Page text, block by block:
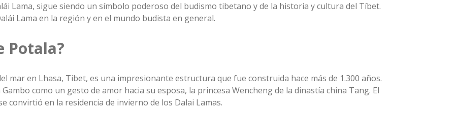
Lama, sigue siendo un símbolo poderoso del budismo tibetano y de la historia y cultura del Tíbet.
Lama en la región y en el mundo budista en general.
Potala?
mar en Lhasa, Tibet, es una impresionante estructura que fue construida hace más de 1.300 años.
como un gesto de amor hacia su esposa, la princesa Wencheng de la dinastía china Tang. El
en la residencia de invierno de los Dalai Lamas.